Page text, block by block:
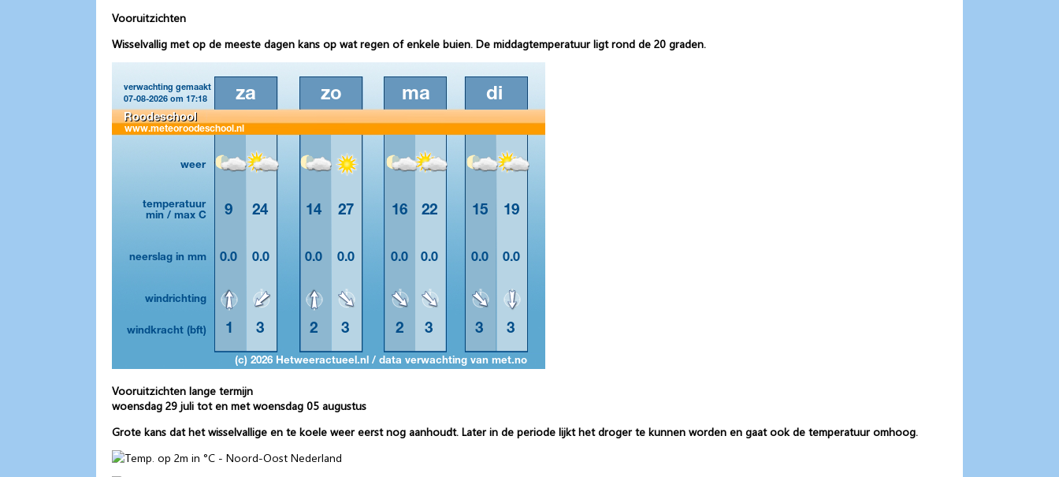
Vooruitzichten
Wisselvallig met op de meeste dagen kans op wat regen of enkele buien. De middagtemperatuur ligt rond de 20 graden.
Vooruitzichten lange termijn
woensdag 29 juli tot en met woensdag 05 augustus
Grote kans dat het wisselvallige en te koele weer eerst nog aanhoudt. Later in de periode lijkt het droger te kunnen worden en gaat ook de temperatuur omhoog.